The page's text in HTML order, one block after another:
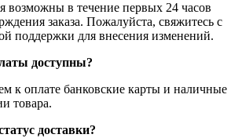
возможны в течение первых 24 часов
заказа. Пожалуйста, свяжитесь с
поддержки для внесения изменений.
доступны?
к оплате банковские карты и наличные
товара.
доставки?